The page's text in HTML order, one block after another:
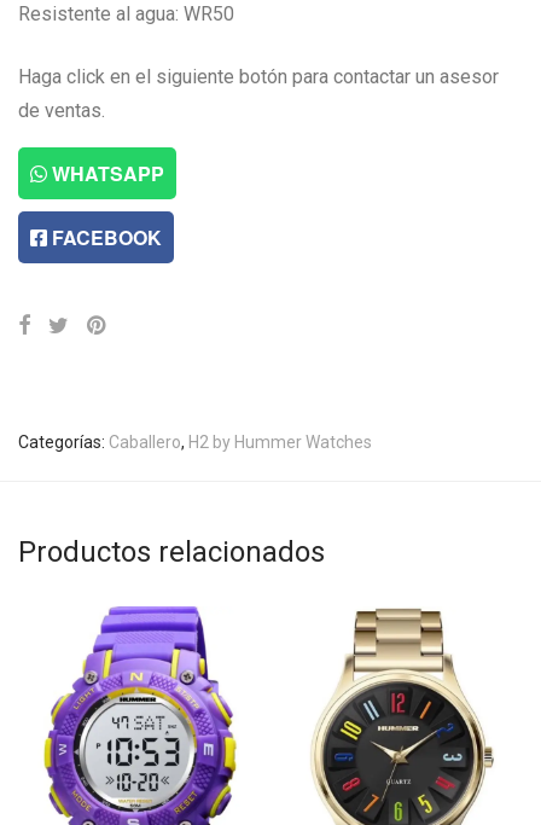
Resistente al agua: WR50
Haga click en el siguiente botón para contactar un asesor
de ventas.
WHATSAPP
FACEBOOK
Categorías: Caballero, H2 by Hummer Watches
Productos relacionados